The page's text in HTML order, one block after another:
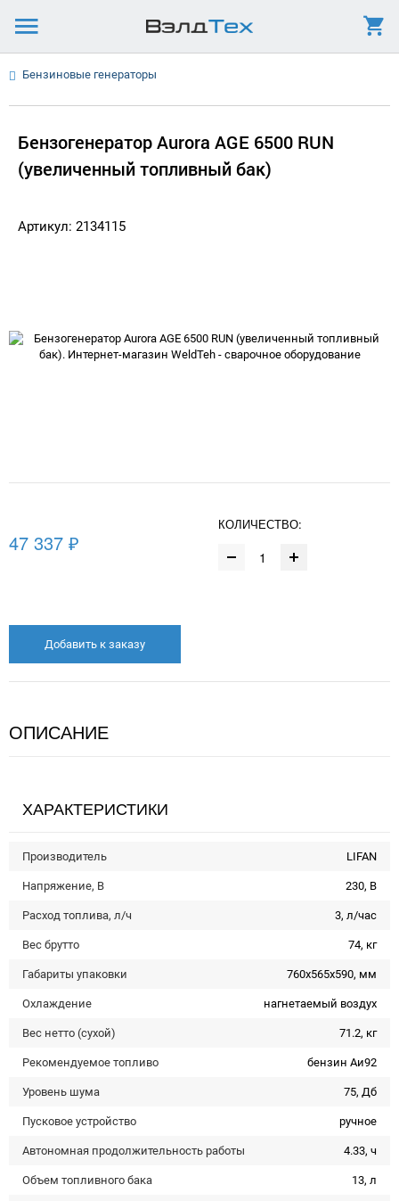
Бензиновые генераторы
Бензогенератор Aurora AGE 6500 RUN
(увеличенный топливный бак)
Артикул: 2134115
47 337 ₽
КОЛИЧЕСТВО:
Добавить к заказу
ОПИСАНИЕ
ХАРАКТЕРИСТИКИ
Производитель LIFAN
Напряжение, В 230, В
Расход топлива, л/ч 3, л/час
Вес брутто 74, кг
Габариты упаковки 760x565x590, мм
Охлаждение нагнетаемый воздух
Вес нетто (сухой) 71.2, кг
Рекомендуемое топливо бензин Аи92
Уровень шума 75, Дб
Пусковое устройство ручное
Автономная продолжительность работы 4.33, ч
Объем топливного бака 13, л